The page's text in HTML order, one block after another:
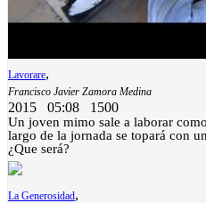
Lavorare,
Francisco Javier Zamora Medina
2015 05:08 1500
Un joven mimo sale a laborar
largo de la jornada se topará con
¿Que será?
La Generosidad,